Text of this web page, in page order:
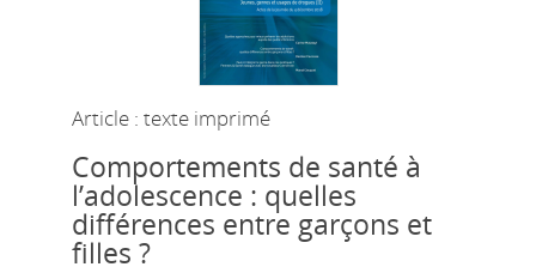
Article : texte imprimé
Comportements de santé à
l’adolescence : quelles
différences entre garçons et
filles ?